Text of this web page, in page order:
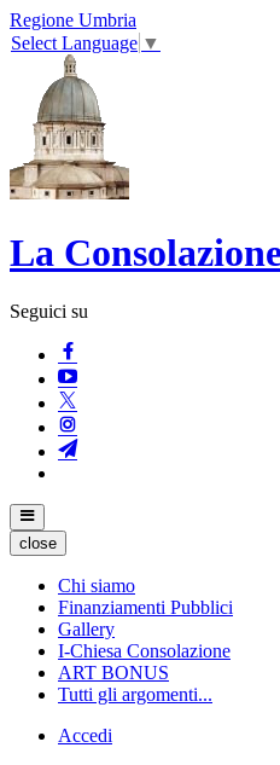
Regione Umbria
Select Language ▼
La
Seguici su
close
Chi siamo
Finanziamenti Pubblici
Gallery
I-Chiesa Consolazione
ART BONUS
Tutti gli argomenti...
Accedi